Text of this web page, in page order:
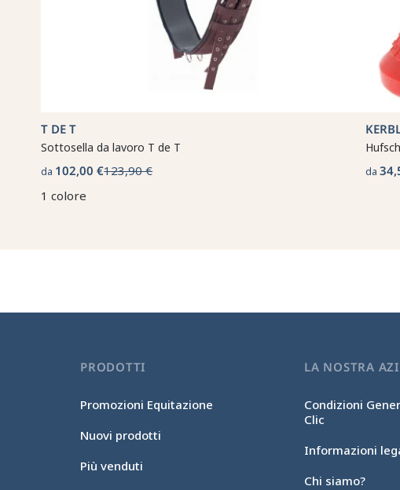
T DE T
Sottosella da lavoro T de T
da 102,00 €123,90 €
1 colore
da
PRODOTTI
Promozioni Equitazione
Nuovi prodotti
Più venduti
LA NOSTRA
Condizioni
Clic
Informazioni
Chi siamo?